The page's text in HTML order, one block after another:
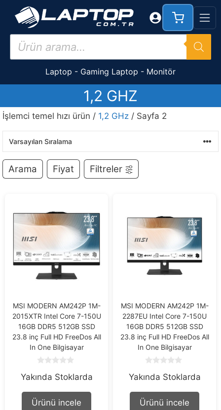
İçeriğe
Products
search
Laptop - Gaming Laptop - Monitör
1,2 GHZ
İşlemci temel hızı ürün / 1,2 GHz / Sayfa 2
Arama Fiyat Filtreler
MSI MODERN AM242P 1M-
2015XTR Intel Core 7-150U
16GB DDR5 512GB SSD
23.8 inç Full HD FreeDos All
In One Bilgisayar
o
t
f
Yakında Stoklarda
Ürünü incele
MSI MODERN AM242P 1M-
2287EU Intel Core 7-150U
16GB DDR5 512GB SSD
23.8 inç Full HD FreeDos All
In One Bilgisayar
o
t
f
Yakında Stoklarda
Ürünü incele